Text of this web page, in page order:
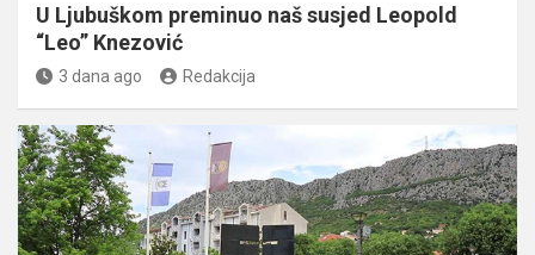
U Ljubuškom preminuo naš susjed Leopold
“Leo” Knezović
3 dana ago Redakcija